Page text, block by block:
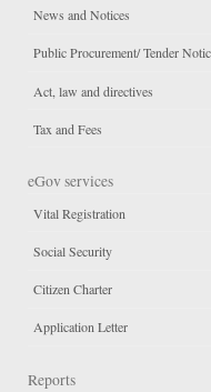
News and Notices
Public Procurement/ Tender
Act, law and directives
Tax and Fees
eGov services
Vital Registration
Social Security
Citizen Charter
Application Letter
Reports